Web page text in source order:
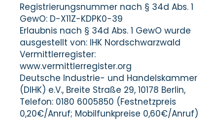
Registrierungsnummer nach § 34d Abs. 1
GewO: D-X11Z-KDPK0-39
Erlaubnis nach § 34d Abs. 1 GewO wurde
ausgestellt von: IHK Nordschwarzwald
Vermittlerregister:
www.vermittlerregister.org
Deutsche Industrie- und Handelskammer
(DIHK) e.V., Breite Straße 29, 10178 Berlin,
Telefon: 0180 6005850 (Festnetzpreis
0,20€/Anruf; Mobilfunkpreise 0,60€/Anruf)